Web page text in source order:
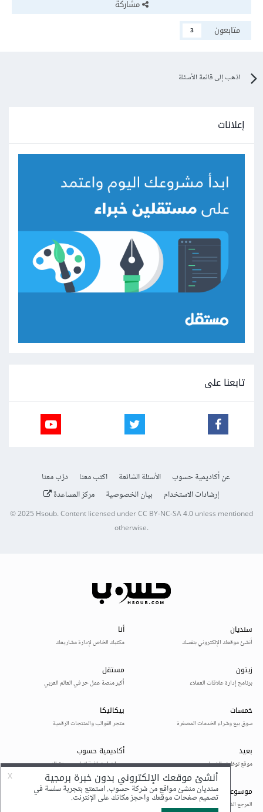
مشاركة
متابعون
3
اذهب إلى قائمة الأسئلة
إعلانات
تابعنا على
عن أكاديمية حسوب الأسئلة الشائعة اكتب معنا
درّب معنا
إرشادات الاستخدام
بيان الخصوصية مركز المساعدة
© 2025Hsoub.Content licensed underCC BY-NC-SA 4.0unless mentioned
otherwise.